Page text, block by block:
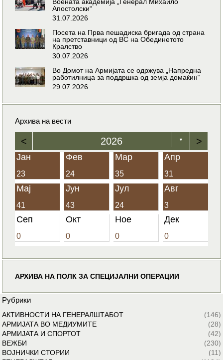
Апостолски“
31.07.2026
Посета на Прва пешадиска бригада од страна
на претставници од ВС на Обединетото
Кралство
30.07.2026
Во Домот на Армијата се одржува „Напредна
работилница за поддршка од земја домаќин“
29.07.2026
Архива на вести
< 2026 ▼ >
Јан
23
Фев
24
Мар
35
Апр
31
Мај
41
Јун
43
Јул
24
Авг
3
Сеп
0
Окт
0
Ное
0
Дек
0
АРХИВА НА ПОЛК ЗА СПЕЦИЈАЛНИ ОПЕРАЦИИ
Рубрики
АКТИВНОСТИ НА ГЕНЕРАЛШТАБОТ
(146)
АРМИЈАТА ВО МЕДИУМИТЕ
(28)
АРМИЈАТА И СПОРТОТ
(42)
ВЕЖБИ
(230)
ВОЈНИЧКИ СТОРИИ
(11)